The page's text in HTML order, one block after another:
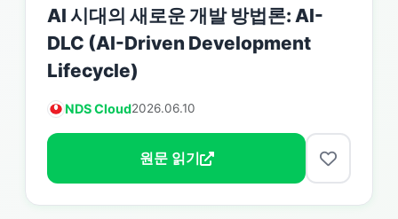
AI 시대의 새로운 개발 방법론: AI-
DLC (AI-Driven Development
Lifecycle)
NDS Cloud2026.06.10
원문 읽기